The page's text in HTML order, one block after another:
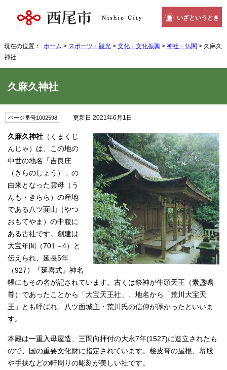
いざというとき
現在の位置： ホーム > スポーツ・観光 > 文化・文化振興 > 神社・仏閣 > 久麻久
神社
久麻久神社
ページ番号1002598 更新日 2021年6月1日
久麻久神社 （くまくじ
んじゃ）は、この地の
中世の地名「吉良庄
（きらのしょう）」の
由来となった雲母（う
んも・きらら）の産地
である八ツ面山（やつ
おもてやま）の中腹に
ある古社です。創建は
大宝年間（701～4）と
伝えられ、延長5年
（927）『延喜式』神名
帳にもその名が記されています。古くは祭神が牛頭天王（素盞鳴
尊）であったことから「大宝天王社」、地名から「荒川大宝天
王」とも呼ばれ、八ツ面城主・荒川氏の信仰が厚かったといいま
す。
本殿は一重入母屋造、三間向拝付の大永7年(1527)に造立されたも
ので、国の重要文化財に指定されています。桧皮葺の屋根、蟇股
や手挟などの軒周りの彫刻が美しい社です。